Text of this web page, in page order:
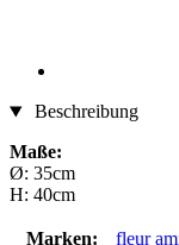
Beschreibung
Maße:
​​Ø: 35cm
H: 40cm
Marken:
fleur